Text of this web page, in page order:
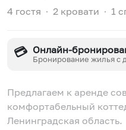
4 гостя ∙ 2 кровати ∙ 1
💳 Онлайн-
Бронирование жилья с
Предлагаем к аренде
комфортабельный
Ленинградская область.